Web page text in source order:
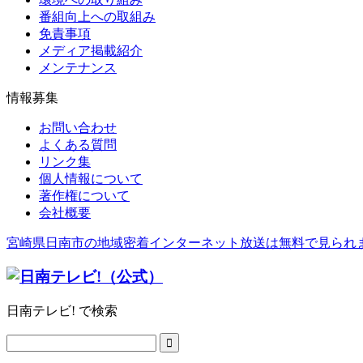
番組向上への取組み
免責事項
メディア掲載紹介
メンテナンス
情報募集
お問い合わせ
よくある質問
リンク集
個人情報について
著作権について
会社概要
宮崎県日南市の地域密着インターネット放送は無料で見られ
日南テレビ! で検索